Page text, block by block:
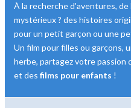
À la recherche d'aventures,
mystérieux ? des histoires
pour un petit garçon ou une
Un film pour filles ou garçons,
herbe, partagez votre passion
et des films pour enfants !